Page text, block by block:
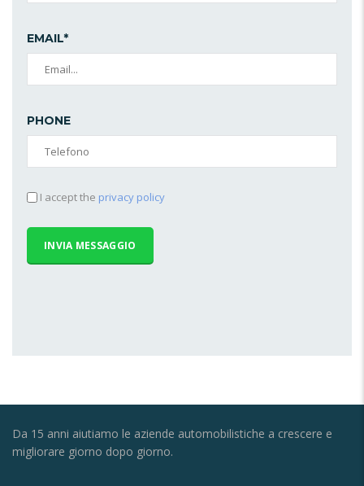
EMAIL*
PHONE
I accept the privacy policy
Da 15 anni aiutiamo le aziende automobilistiche a crescere e
migliorare giorno dopo giorno.